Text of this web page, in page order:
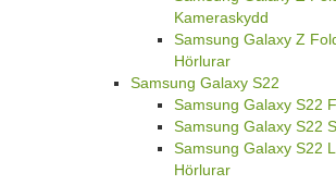
Kameraskydd
Samsung Galaxy Z
Hörlurar
Samsung Galaxy S22
Samsung Galaxy S22
Samsung Galaxy S22
Samsung Galaxy S22
Hörlurar